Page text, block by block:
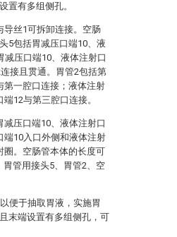
置有多组侧孔。
导丝1可拆卸连接。空肠
5包括胃减压口端10、液
减压口端10、液体注射口
接且贯通。胃管2包括第
第一腔口连接；液体注射
12与第三腔口连接。
压口端10、液体注射口
端10入口外侧和液体注射
圈。空肠管本体的长度可
胃管用接头5、胃管2、空
便于抽取胃液，实施胃
末端设置有多组侧孔，可